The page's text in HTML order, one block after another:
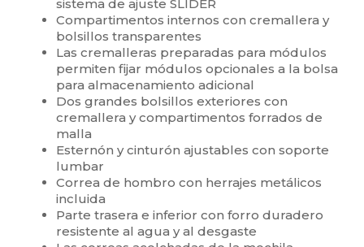
sistema de ajuste SLIDER
Compartimentos internos con cremallera y
bolsillos transparentes
Las cremalleras preparadas para módulos
permiten fijar módulos opcionales a la bolsa
para almacenamiento adicional
Dos grandes bolsillos exteriores con
cremallera y compartimentos forrados de
malla
Esternón y cinturón ajustables con soporte
lumbar
Correa de hombro con herrajes metálicos
incluida
Parte trasera e inferior con forro duradero
resistente al agua y al desgaste